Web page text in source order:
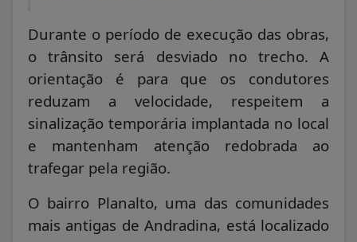
Durante o período de execução das obras,
o trânsito será desviado no trecho. A
orientação é para que os condutores
reduzam a velocidade, respeitem a
sinalização temporária implantada no local
e mantenham atenção redobrada ao
trafegar pela região.
O bairro Planalto, uma das comunidades
mais antigas deAndradina, está localizado